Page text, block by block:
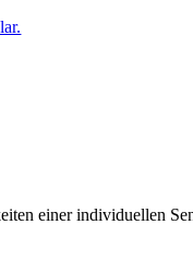
einer individuellen